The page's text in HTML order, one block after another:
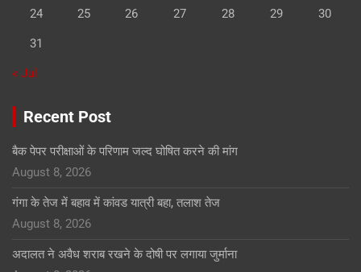
24 25 26 27 28 29 30
31
« Jul
Recent Post
बैक पेपर परीक्षाओं के परिणाम जल्द घोषित करने की मांग
August 8, 2026
गंगा के तेज में बहाव में कांवड यात्री बहा, तलाश तेज
August 8, 2026
अदालत ने अवैध शराब रखने के दोषी पर लगाया जुर्माना